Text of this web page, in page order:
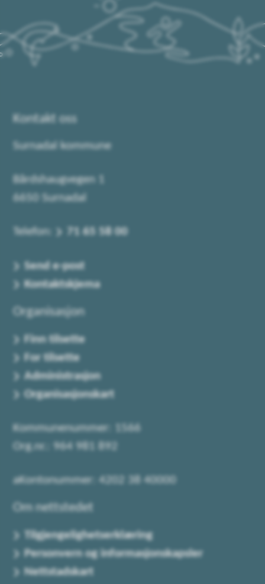
Kontakt oss
Surnadal kommune
Bårdshaugvegen 1
6650 Surnadal
Telefon: 71 65 58 00
Send e-post
Kontaktskjema
Organisasjon
Finn tilsette
For tilsette
Administrasjon
Organisasjonskart
Kommunenummer: 1566
Org.nr.: 964 981 892
aKontonummer: 4202 38 40000
Om nettstedet
Tilgjengelighetserklæring
Personvern og informasjonskapsler
Nettstadskart